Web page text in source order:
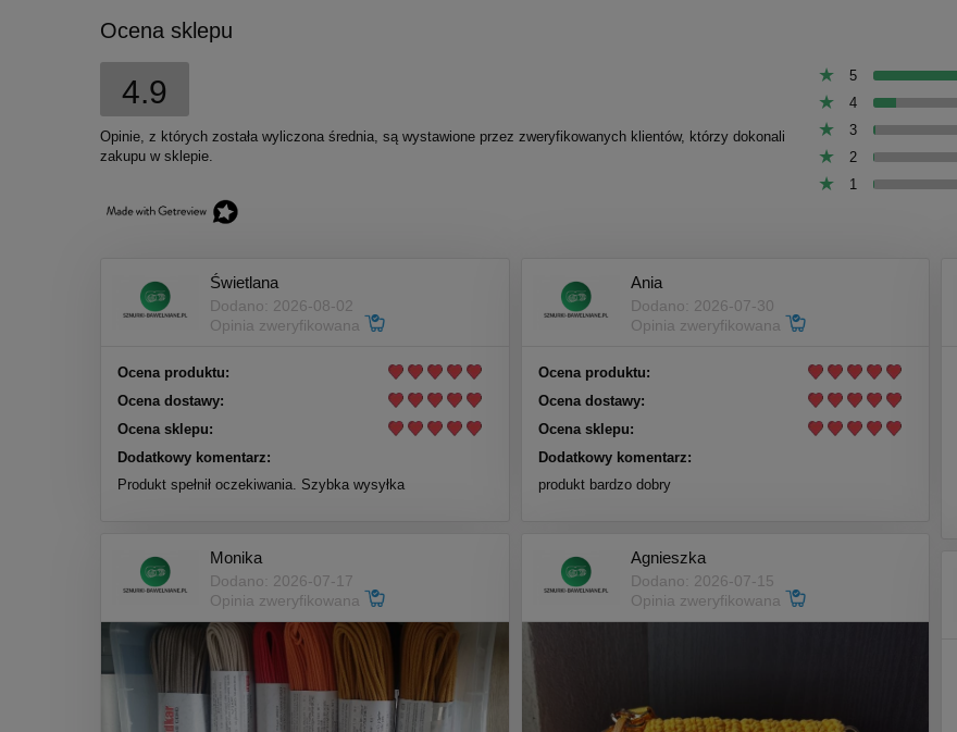
Ocena sklepu
4.9
Opinie, z których została wyliczona średnia, są wystawione przez zweryfikowanych klientów, którzy dokonali
zakupu w sklepie.
5
4
3
2
1
Świetlana
Dodano: 2026-08-02
Opinia zweryfikowana
Ocena produktu:
Ocena dostawy:
Ocena sklepu:
Dodatkowy komentarz:
Produkt spełnił oczekiwania. Szybka wysyłka
Ania
Dodano: 2026-07-30
Opinia zweryfikowana
Ocena produktu:
Ocena dostawy:
Ocena sklepu:
Dodatkowy komentarz:
produkt bardzo dobry
Monika
Dodano: 2026-07-17
Opinia zweryfikowana
Agnieszka
Dodano: 2026-07-15
Opinia zweryfikowana